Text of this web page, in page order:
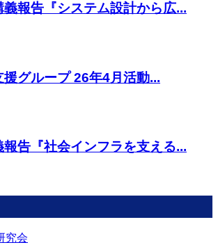
義報告『システム設計から広...
グループ 26年4月活動...
告『社会インフラを支える...
究会